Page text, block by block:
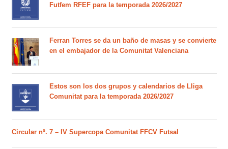
Futfem RFEF para la temporada 2026/2027
Ferran Torres se da un baño de masas y se convierte
en el embajador de la Comunitat Valenciana
Estos son los dos grupos y calendarios de Lliga
Comunitat para la temporada 2026/2027
Circular nº. 7 – IV Supercopa Comunitat FFCV Futsal